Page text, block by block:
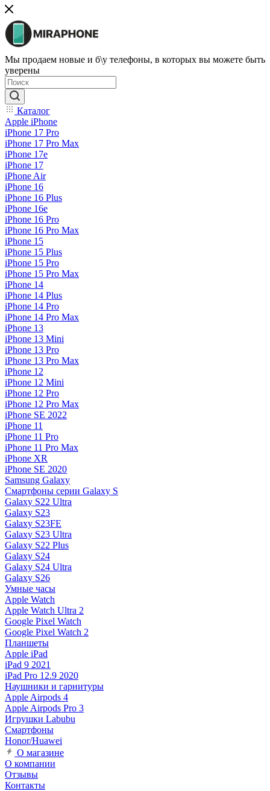
Мы продаем новые и б\у телефоны, в которых вы можете быть
уверены
Каталог
Apple iPhone
iPhone 17 Pro
iPhone 17 Pro Max
iPhone 17e
iPhone 17
iPhone Air
iPhone 16
iPhone 16 Plus
iPhone 16e
iPhone 16 Pro
iPhone 16 Pro Max
iPhone 15
iPhone 15 Plus
iPhone 15 Pro
iPhone 15 Pro Max
iPhone 14
iPhone 14 Plus
iPhone 14 Pro
iPhone 14 Pro Max
iPhone 13
iPhone 13 Mini
iPhone 13 Pro
iPhone 13 Pro Max
iPhone 12
iPhone 12 Mini
iPhone 12 Pro
iPhone 12 Pro Max
iPhone SE 2022
iPhone 11
iPhone 11 Pro
iPhone 11 Pro Max
iPhone XR
iPhone SE 2020
Samsung Galaxy
Смартфоны серии Galaxy S
Galaxy S22 Ultra
Galaxy S23
Galaxy S23FE
Galaxy S23 Ultra
Galaxy S22 Plus
Galaxy S24
Galaxy S24 Ultra
Galaxy S26
Умные часы
Apple Watch
Apple Watch Ultra 2
Google Pixel Watch
Google Pixel Watch 2
Планшеты
Apple iPad
iPad 9 2021
iPad Pro 12.9 2020
Наушники и гарнитуры
Apple Airpods 4
Apple Airpods Pro 3
Игрушки Labubu
Смартфоны
Honor/Huawei
О магазине
О компании
Отзывы
Контакты